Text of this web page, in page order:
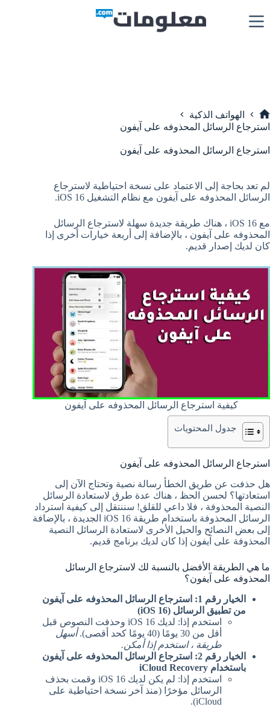
إلى
المحتوى
الرئيسية
الهواتف الذكية
استرجاع الرسائل المحذوفه على آيفون
استرجاع الرسائل المحذوفه على آيفون
لم تعد بحاجة إلى الاعتماد على نسخة احتياطية لاسترجاع
الرسائل المحذوفه على آيفون مع نظام التشغيل iOS 16.
مع iOS 16 ، هناك طريقة جديدة سهلة لاسترجاع الرسائل
المحذوفه على آيفون ، بالإضافة إلى أربعة خيارات أخرى إذا
كان لديك إصدار قديم.
كيفية استرجاع الرسائل المحذوفه على آيفون
جدول المحتويات
استرجاع الرسائل المحذوفه على آيفون
هل حذفت عن طريق الخطأ رسالة نصية وتحتاج الآن إلى
استعادتها؟ لحسن الحظ ، هناك عدة طرق لاستعادة الرسائل
النصية المحذوفة ، فلا داعي للقلق! سننتقل إلى كيفية استرداد
الرسائل المحذوفة باستخدام طريقة iOS 16 الجديدة ، بالإضافة
إلى بعض النصائح والحيل الأخرى لاستعادة الرسائل النصية
المحذوفة على آيفون إذا كان لديك برنامج قديم.
ما هي الطريقة الأفضل بالنسبة لك لاسترجاع الرسائل
المحذوفه على آيفون؟
الخيار رقم 1: استرجاع الرسائل المحذوفه على آيفون
من تطبيق الرسائل (iOS 16)
استخدم إذا: لديك iOS 16 وحذفت النصوص قبل
أقل من 30 يومًا (40 يومًا كحد أقصى).
أسهل
طريقة ، استخدم إذا أمكن.
الخيار رقم 2: استرجاع الرسائل المحذوفه على آيفون
باستخدام iCloud Recovery
استخدم إذا: لم يكن لديك iOS 16 وقمت بحذف
الرسائل مؤخرًا (منذ آخر نسخة احتياطية على
iCloud).